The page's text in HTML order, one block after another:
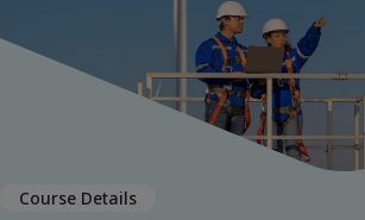
Course Details